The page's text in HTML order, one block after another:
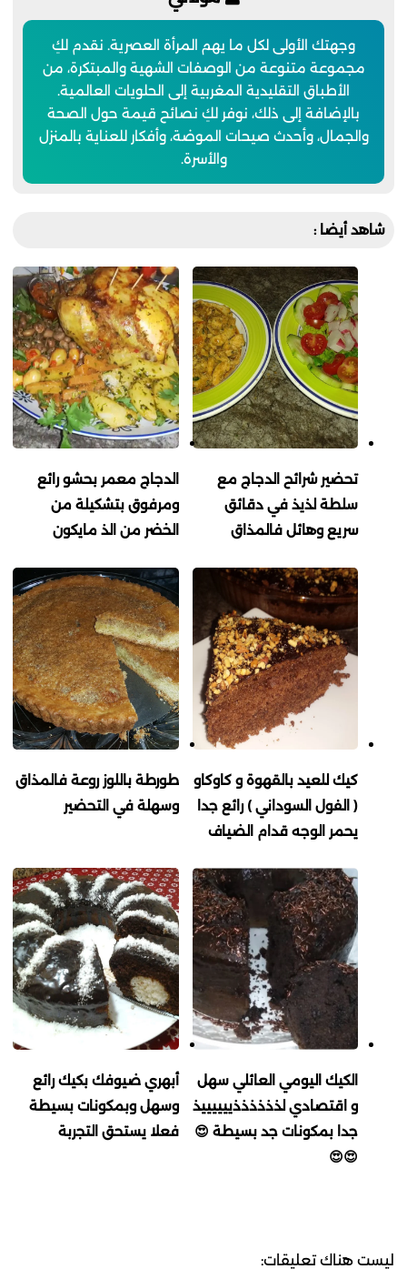
وجهتك الأولى لكل ما يهم المرأة العصرية. نقدم لكِ
مجموعة متنوعة من الوصفات الشهية والمبتكرة، من
الأطباق التقليدية المغربية إلى الحلويات العالمية.
بالإضافة إلى ذلك، نوفر لكِ نصائح قيمة حول الصحة
والجمال، وأحدث صيحات الموضة، وأفكار للعناية بالمنزل
والأسرة.
شاهد أيضا :
تحضير شرائح الدجاج مع
سلطة لذيذ في دقائق
سريع وهائل فالمذاق
الدجاج معمر بحشو رائع
ومرفوق بتشكيلة من
الخضر من الذ مايكون
كيك للعيد بالقهوة و كاوكاو
( الفول السوداني ) رائع جدا
يحمر الوجه قدام الضياف
طورطة باللوز روعة فالمذاق
وسهلة في التحضير
الكيك اليومي العائلي سهل
و اقتصادي لذذذذذذييييييذ
جدا بمكونات جد بسيطة 😍
😍😍
أبهري ضيوفك بكيك رائع
وسهل وبمكونات بسيطة
فعلا يستحق التجربة
ليست هناك تعليقات: